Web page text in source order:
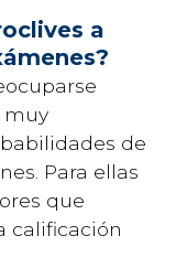
a
muy
de
Para ellas
que
calificación